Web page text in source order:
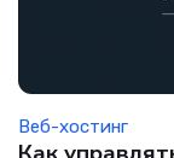
Веб-хостинг